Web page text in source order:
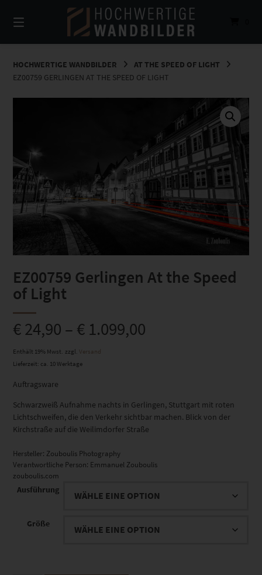
zum
Inhalt
HOCHWERTIGE WANDBILDER
AT THE SPEED OF LIGHT
EZ00759 GERLINGEN AT THE SPEED OF LIGHT
EZ00759 Gerlingen At the Speed
of Light
€24,90 – € 1.099,00
Enthält 19% Mwst. zzgl. Versand
Lieferzeit: ca. 10 Werktage
Auftragsware
Schwarzweiß Aufnahme nachts in Gerlingen, Stuttgart mit roten
Lichtschweifen, die den Verkehr sichtbar machen. Blick von der
Kirchstraße auf die Weilimdorfer Straße
Hersteller: Zouboulis Photography
Verantwortliche Person: Emmanuel Zouboulis
zouboulis.com
Ausführung
Größe